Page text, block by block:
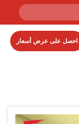
احصل على عرض أسعار